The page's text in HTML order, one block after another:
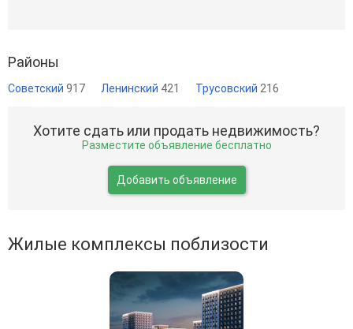
Районы
Советский 917 Ленинский 421 Трусовский 216
Хотите сдать или продать недвижимость?
Разместите объявление бесплатно
Добавить объявление
Жилые комплексы поблизости